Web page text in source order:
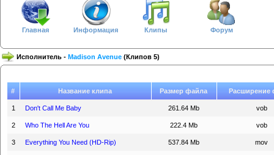
Главная Информация Клипы Форум
Исполнитель - Madison Avenue (Клипов 5)
# Название клипа Размер файла Расширение
1 Don't Call Me Baby 261.64 Mb vob
2 Who The Hell Are You 222.4 Mb vob
3 Everything You Need (HD-Rip) 537.84 Mb mov